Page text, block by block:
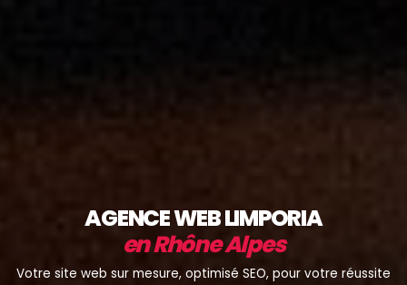
AGENCE WEB LIMPORIA
en Rhône Alpes
Votre site web sur mesure, optimisé SEO, pour votre réussite